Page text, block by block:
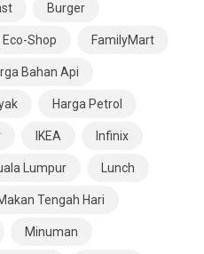
Burger
Eco-Shop FamilyMart
Bahan Api
Harga Petrol
IKEA Infinix
Lumpur Lunch
Tengah Hari
Minuman